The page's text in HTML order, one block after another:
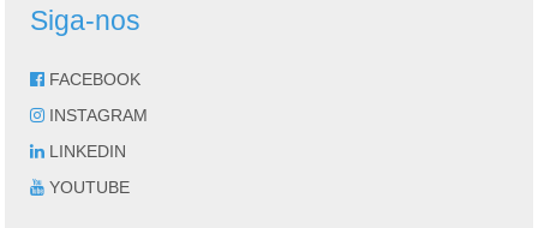
Siga-nos
FACEBOOK
INSTAGRAM
LINKEDIN
YOUTUBE